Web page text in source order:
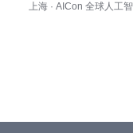
上海 · AICon 全球人工